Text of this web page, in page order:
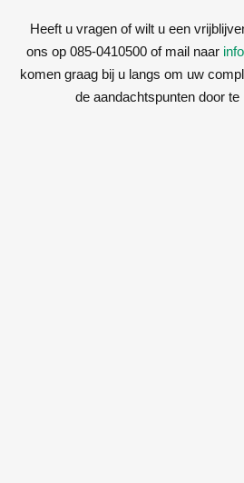
Heeft u vragen of wilt u een
ons op 085-0410500 of mail naar
komen graag bij u langs om uw
de aandachtspunten door te